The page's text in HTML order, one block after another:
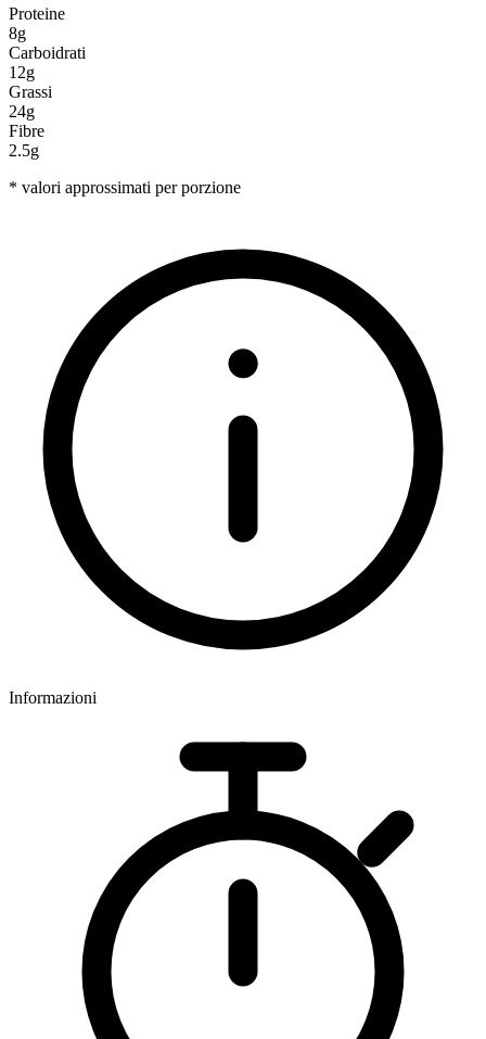
Proteine
8g
Carboidrati
12g
Grassi
24g
Fibre
2.5g
* valori approssimati per porzione
Informazioni